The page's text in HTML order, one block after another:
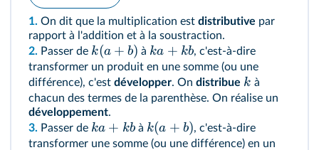
1. On dit que la multiplication est distributive par
rapport à l'addition et à la soustraction.
2. Passer de k(a + b) à ka + kb, c'est-à-dire
transformer un produit en une somme (ou une
différence), c'est développer. On distribue k à
chacun des termes de la parenthèse. On réalise un
développement.
3. Passer de ka + kbà k(a + b), c'est-à-dire
transformer une somme (ou une différence) en un